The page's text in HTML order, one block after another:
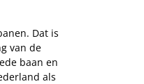
Dat is
van de
baan en
als